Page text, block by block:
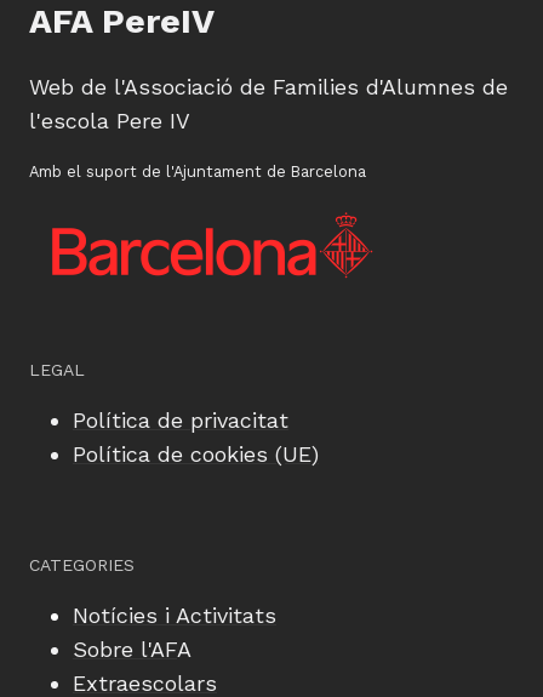
AFA PereIV
Web de l'Associació de Families d'Alumnes de
l'escola Pere IV
Amb el suport de l'Ajuntament de Barcelona
LEGAL
Política de privacitat
Política de cookies (UE)
CATEGORIES
Notícies i Activitats
Sobre l'AFA
Extraescolars